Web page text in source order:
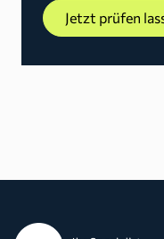
Jetzt prüfen